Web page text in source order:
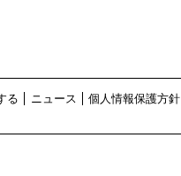
る ニュース 個人情報保護方針